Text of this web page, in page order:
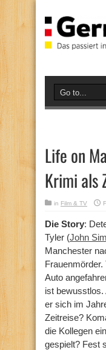
Life on
Krimi als
in Film & TV
Die Story:
Tyler (John
Manchester
Auto
ist bewusstlos.
er sich im
Zeitreise?
die Kollegen
gespielt? Fest